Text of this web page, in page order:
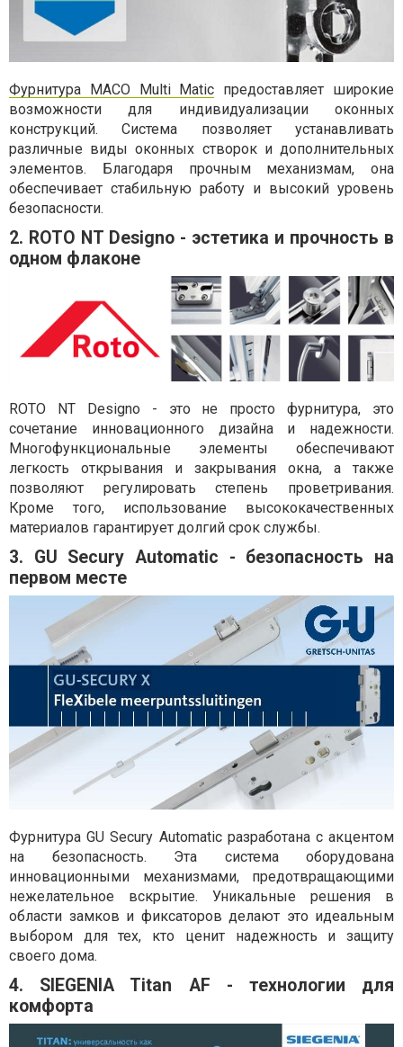
Фурнитура MACO Multi Matic предоставляет широкие
возможности для индивидуализации оконных
конструкций. Система позволяет устанавливать
различные виды оконных створок и дополнительных
элементов. Благодаря прочным механизмам, она
обеспечивает стабильную работу и высокий уровень
безопасности.
2. ROTO NT Designo - эстетика и прочность в
одном флаконе
ROTO NT Designo - это не просто фурнитура, это
сочетание инновационного дизайна и надежности.
Многофункциональные элементы обеспечивают
легкость открывания и закрывания окна, а также
позволяют регулировать степень проветривания.
Кроме того, использование высококачественных
материалов гарантирует долгий срок службы.
3. GU Secury Automatic - безопасность на
первом месте
Фурнитура GU Secury Automatic разработана с акцентом
на безопасность. Эта система оборудована
инновационными механизмами, предотвращающими
нежелательное вскрытие. Уникальные решения в
области замков и фиксаторов делают это идеальным
выбором для тех, кто ценит надежность и защиту
своего дома.
4. SIEGENIA Titan AF - технологии для
комфорта